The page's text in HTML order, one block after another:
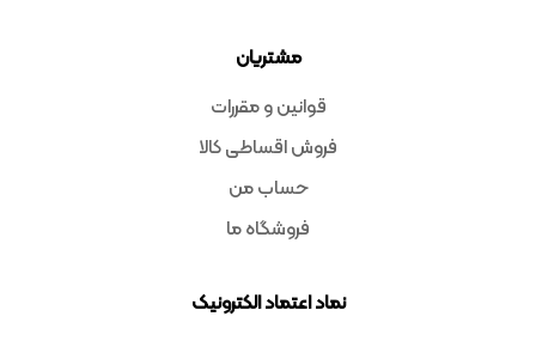
مشتریان
قوانین و مقررات
فروش اقساطی کالا
حساب من
فروشگاه ما
نماد اعتماد الکترونیک